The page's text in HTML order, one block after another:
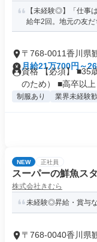
【未経験◎】「仕事
給年2回。地元の友だ
〒768-0011香川県
月給21万700円～
資格 【必須】 ■35
のため） ■高卒以上
制服あり 業界未経験
NEW 正社員
スーパーの鮮魚ス
株式会社きむら
未経験◎昇給・賞与
〒768-0040香川県